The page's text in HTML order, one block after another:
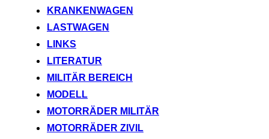
KRANKENWAGEN
LASTWAGEN
LINKS
LITERATUR
MILITÄR BEREICH
MODELL
MOTORRÄDER MILITÄR
MOTORRÄDER ZIVIL